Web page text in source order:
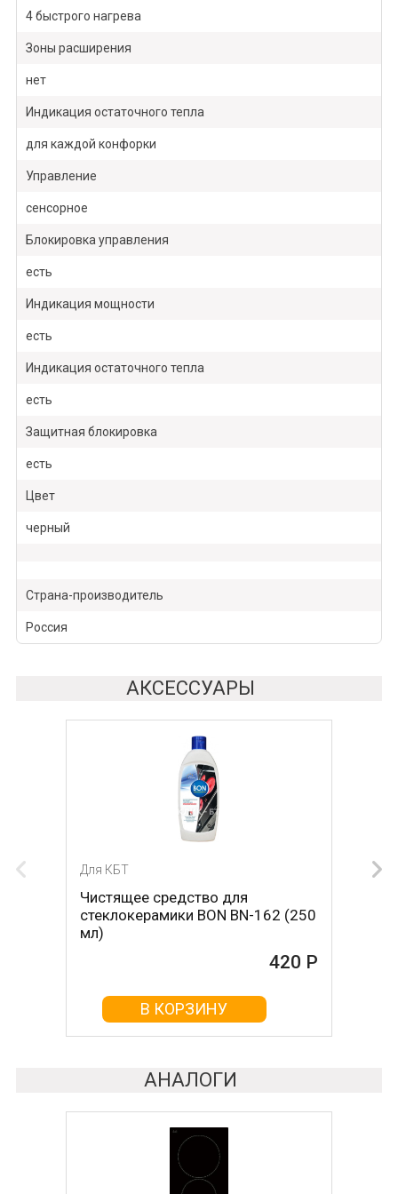
4 быстрого нагрева
Зоны расширения
нет
Индикация остаточного тепла
для каждой конфорки
Управление
сенсорное
Блокировка управления
есть
Индикация мощности
есть
Индикация остаточного тепла
есть
Защитная блокировка
есть
Цвет
черный
Страна-производитель
Россия
АКСЕССУАРЫ
Для КБТ
Чистящее средство для
стеклокерамики BON BN-162 (250
мл)
420 Р
В КОРЗИНУ
Для КБТ
Скребок для ухода за
стеклокерамикой BON BN-603
В КОРЗИНУ
АНАЛОГИ